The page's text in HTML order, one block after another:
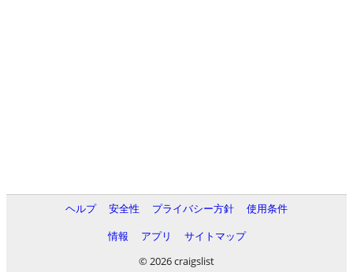
ヘルプ 安全性 プライバシー方針
使用条件
情報
アプリ
サイトマップ
© 2026 craigslist